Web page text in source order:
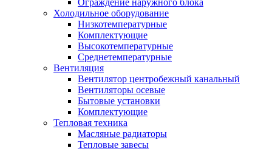
Ограждение наружного блока
Холодильное оборудование
Низкотемпературные
Комплектующие
Высокотемпературные
Среднетемпературные
Вентиляция
Вентилятор центробежный канальный
Вентиляторы осевые
Бытовые установки
Комплектующие
Тепловая техника
Масляные радиаторы
Тепловые завесы